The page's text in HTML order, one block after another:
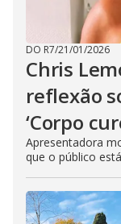
DO R7/21/01/2026
Chris
reflexão
‘Corpo
Apresentadora
que o público